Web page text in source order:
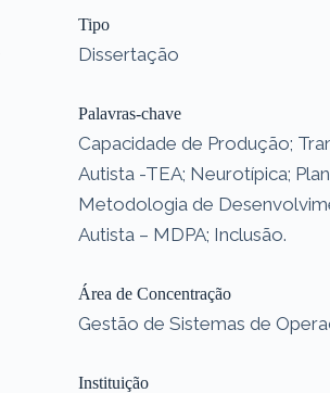
Tipo
Dissertação
Palavras-chave
Capacidade de Produção;
Autista -TEA; Neurotípica;
Metodologia de
Autista – MDPA; Inclusão.
Área de Concentração
Gestão de Sistemas de
Instituição